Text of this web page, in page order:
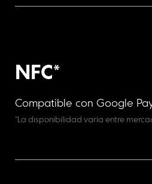
NFC*
Compatible con Google
*La disponibilidad varía entre